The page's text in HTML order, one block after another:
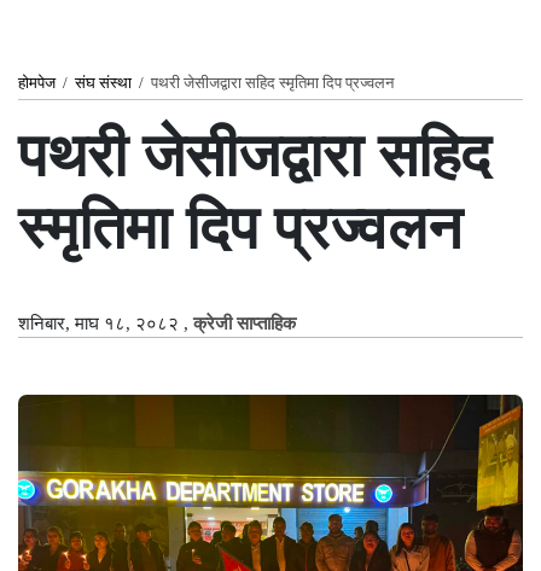
होमपेज/संघ संस्था / पथरी जेसीजद्वारा सहिद स्मृतिमा दिप प्रज्वलन
पथरी जेसीजद्वारा सहिद
स्मृतिमा दिप प्रज्वलन
शनिबार, माघ १८, २०८२ ,क्रेजी साप्ताहिक